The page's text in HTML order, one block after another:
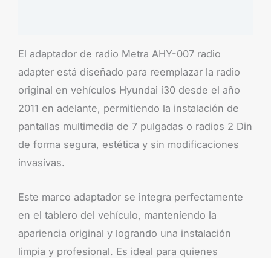
El adaptador de radio Metra AHY-007 radio
adapter está diseñado para reemplazar la radio
original en vehículos Hyundai i30 desde el año
2011 en adelante, permitiendo la instalación de
pantallas multimedia de 7 pulgadas o radios 2 Din
de forma segura, estética y sin modificaciones
invasivas.
Este marco adaptador se integra perfectamente
en el tablero del vehículo, manteniendo la
apariencia original y logrando una instalación
limpia y profesional. Es ideal para quienes